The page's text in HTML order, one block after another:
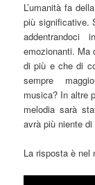
L’umanità fa
più significative.
emozionanti. Ma
di più e che di
sempre
musica? In altre
melodia sarà
avrà più niente
La risposta è nel